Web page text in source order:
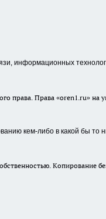
информационных
права. Права «oren1.ru» на
кем-либо в какой бы то
Копирование